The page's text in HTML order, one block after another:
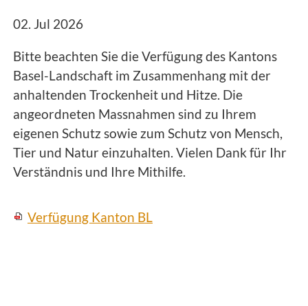
02. Jul 2026
Bitte beachten Sie die Verfügung des Kantons
Basel-Landschaft im Zusammenhang mit der
anhaltenden Trockenheit und Hitze. Die
angeordneten Massnahmen sind zu Ihrem
eigenen Schutz sowie zum Schutz von Mensch,
Tier und Natur einzuhalten. Vielen Dank für Ihr
Verständnis und Ihre Mithilfe.
Verfügung Kanton BL